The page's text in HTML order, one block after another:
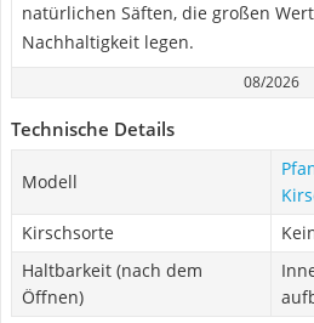
natürlichen Säften, die großen
Nachhaltigkeit legen.
08/2026
Technische Details
Modell
Kirschsorte
Haltbarkeit (nach dem
Öffnen)